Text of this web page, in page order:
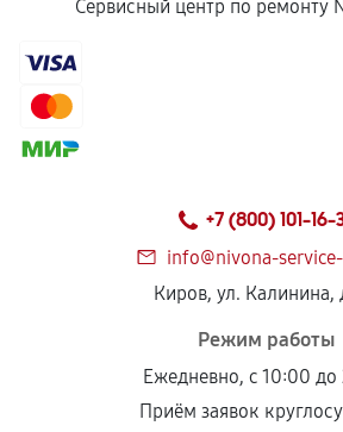
Сервисный центр по ремонту
+7 (800) 101-16-
info@nivona-
Киров, ул. Калинина,
Режим работы
Ежедневно, с 10:00 до
Приём заявок